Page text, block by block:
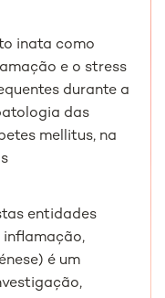
inata como
e o stress
durante a
das
mellitus, na
entidades
inflamação,
é um